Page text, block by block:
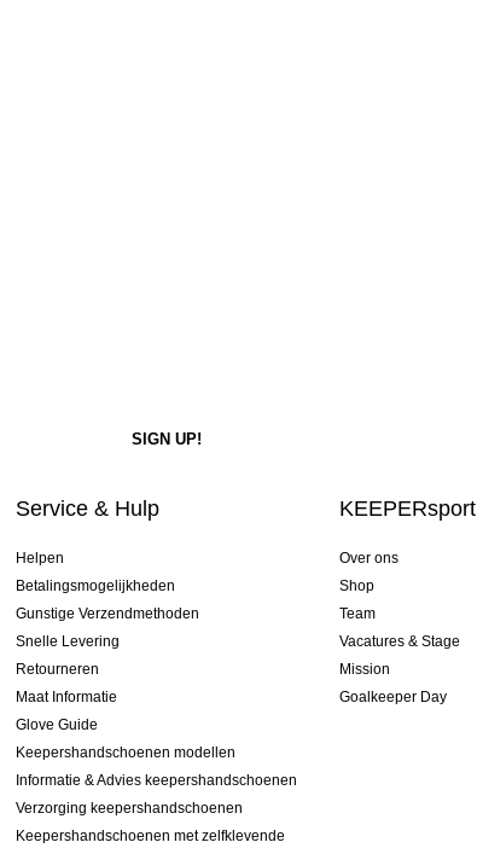
Service & Hulp
Helpen
Betalingsmogelijkheden
Gunstige Verzendmethoden
Snelle Levering
Retourneren
Maat Informatie
Glove Guide
Keepershandschoenen modellen
Informatie & Advies keepershandschoenen
Verzorging keepershandschoenen
Keepershandschoenen met zelfklevende
KEEPERsport
Over ons
Shop
Team
Vacatures & Stage
Mission
Goalkeeper Day